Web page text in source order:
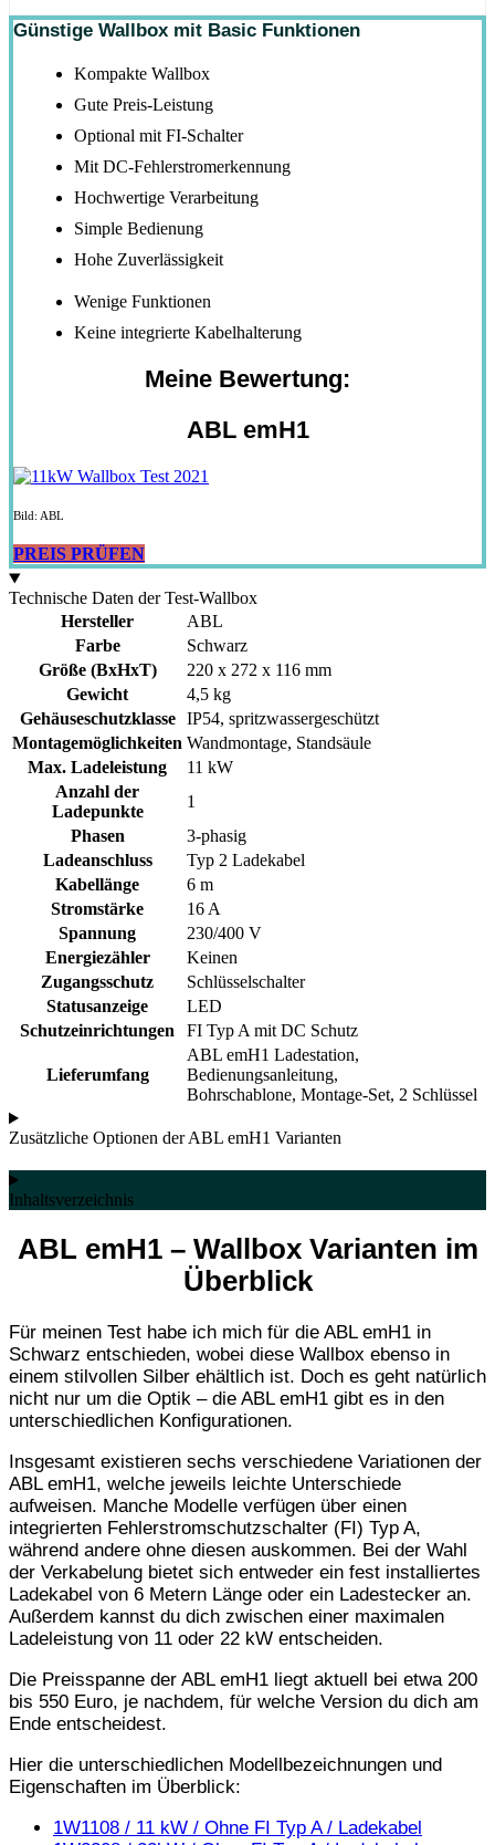
Günstige Wallbox mit Basic Funktionen
Kompakte Wallbox
Gute Preis-Leistung
Optional mit FI-Schalter
Mit DC-Fehlerstromerkennung
Hochwertige Verarbeitung
Simple Bedienung
Hohe Zuverlässigkeit
Wenige Funktionen
Keine integrierte Kabelhalterung
Meine Bewertung:
ABL emH1
Bild: ABL
PREIS PRÜFEN
Technische Daten der Test-Wallbox
Hersteller
ABL
Farbe
Schwarz
Größe (BxHxT)
220 x 272 x 116 mm
Gewicht
4,5 kg
Gehäuseschutzklasse
IP54, spritzwassergeschützt
Montagemöglichkeiten Wandmontage, Standsäule
Max. Ladeleistung
11 kW
Anzahl der
Ladepunkte
1
Phasen
3-phasig
Ladeanschluss
Typ 2 Ladekabel
Kabellänge
6 m
Stromstärke
16 A
Spannung
230/400 V
Energiezähler
Keinen
Zugangsschutz
Schlüsselschalter
Statusanzeige
LED
Schutzeinrichtungen
FI Typ A mit DC Schutz
Lieferumfang
ABL emH1 Ladestation,
Bedienungsanleitung,
Bohrschablone, Montage-Set, 2 Schlüssel
Zusätzliche Optionen der ABL emH1 Varianten
Inhaltsverzeichnis
ABL emH1 – Wallbox Varianten im
Überblick
Für meinen Test habe ich mich für die ABL emH1 in
Schwarz entschieden, wobei diese Wallbox ebenso in
einem stilvollen Silber ehältlich ist. Doch es geht natürlich
nicht nur um die Optik – die ABL emH1 gibt es in den
unterschiedlichen Konfigurationen.
Insgesamt existieren sechs verschiedene Variationen der
ABL emH1, welche jeweils leichte Unterschiede
aufweisen. Manche Modelle verfügen über einen
integrierten Fehlerstromschutzschalter (FI) Typ A,
während andere ohne diesen auskommen. Bei der Wahl
der Verkabelung bietet sich entweder ein fest installiertes
Ladekabel von 6 Metern Länge oder ein Ladestecker an.
Außerdem kannst du dich zwischen einer maximalen
Ladeleistung von 11 oder 22 kW entscheiden.
Die Preisspanne der ABL emH1 liegt aktuell bei etwa 200
bis 550 Euro, je nachdem, für welche Version du dich am
Ende entscheidest.
Hier die unterschiedlichen Modellbezeichnungen und
Eigenschaften im Überblick:
1W1108 / 11 kW / Ohne FI Typ A / Ladekabel